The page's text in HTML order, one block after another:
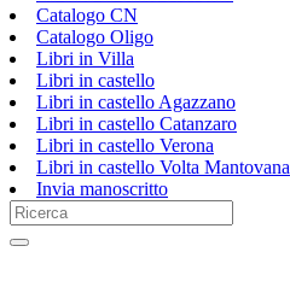
Catalogo CN
Catalogo Oligo
Libri in Villa
Libri in castello
Libri in castello Agazzano
Libri in castello Catanzaro
Libri in castello Verona
Libri in castello Volta Mantovana
Invia manoscritto